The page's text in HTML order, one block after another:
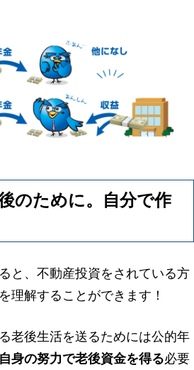
のために。自分で作
と、不動産投資をされている方
理解することができます！
老後生活を送るためには公的年
身の努力で老後資金を得る必要